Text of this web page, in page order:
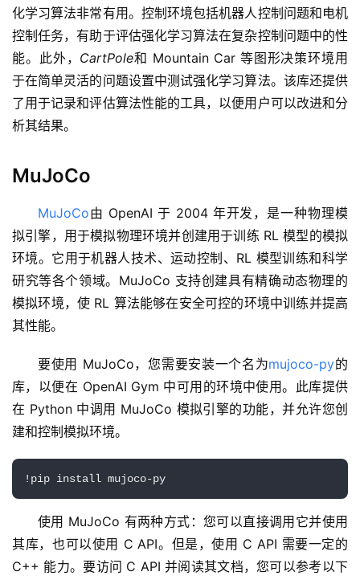
化学习算法非常有用。控制环境包括机器人控制问题和电机
控制任务，有助于评估强化学习算法在复杂控制问题中的性
能。此外， CartPole和 Mountain Car 等图形决策环境用
于在简单灵活的问题设置中测试强化学习算法。该库还提供
了用于记录和评估算法性能的工具，以便用户可以改进和分
析其结果。
MuJoCo
MuJoCo由 OpenAI 于 2004 年开发，是一种物理模
拟引擎，用于模拟物理环境并创建用于训练 RL 模型的模拟
环境。它用于机器人技术、运动控制、RL 模型训练和科学
研究等各个领域。MuJoCo 支持创建具有精确动态物理的
模拟环境，使 RL 算法能够在安全可控的环境中训练并提高
其性能。
要使用 MuJoCo，您需要安装一个名为mujoco-py的
库，以便在 OpenAI Gym 中可用的环境中使用。此库提供
在 Python 中调用 MuJoCo 模拟引擎的功能，并允许您创
建和控制模拟环境。
!pip install mujoco-py
使用 MuJoCo 有两种方式：您可以直接调用它并使用
其库，也可以使用 C API。但是，使用 C API 需要一定的
C++ 能力。要访问 C API 并阅读其文档，您可以参考以下